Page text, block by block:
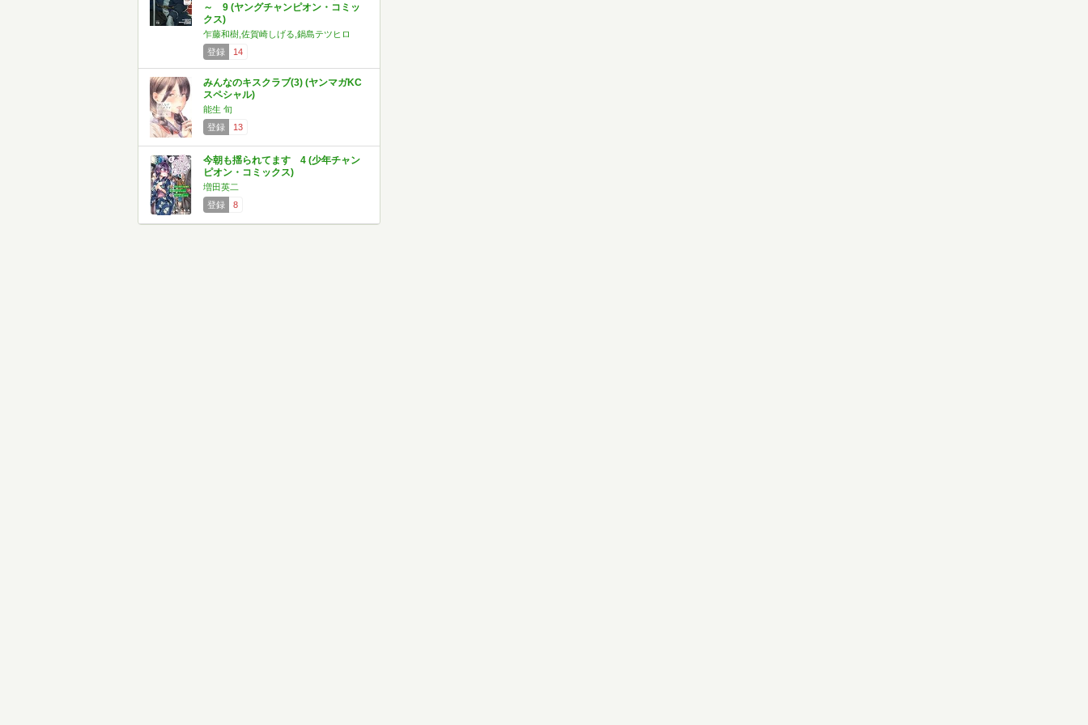
～ 9 (ヤングチャンピオン・コミッ
クス)
乍藤和樹,佐賀崎しげる,鍋島テツヒロ
登録
14
みんなのキスクラブ(3) (ヤンマガKC
スペシャル)
能生 旬
登録
13
今朝も揺られてます 4 (少年チャン
ピオン・コミックス)
増田英二
登録
8